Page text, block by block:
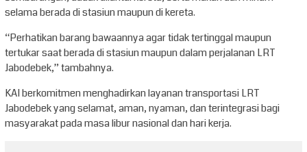
selama berada di stasiun maupun di kereta.
“Perhatikan barang bawaannya agar tidak tertinggal maupun
tertukar saat berada di stasiun maupun dalam perjalanan LRT
Jabodebek,” tambahnya.
KAI berkomitmen menghadirkan layanan transportasi LRT
Jabodebek yang selamat, aman, nyaman, dan terintegrasi bagi
masyarakat pada masa libur nasional dan hari kerja.